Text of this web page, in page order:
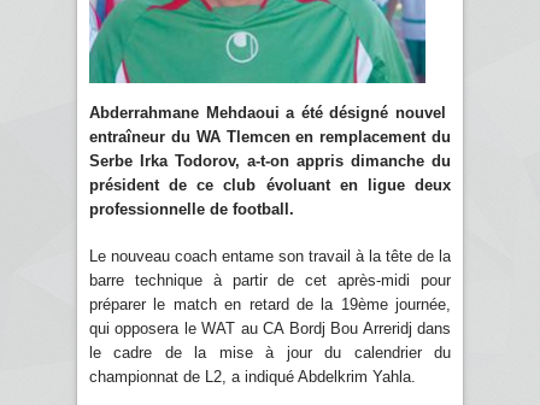
Abderrahmane Mehdaoui a été désigné nouvel
entraîneur du WA Tlemcen en remplacement du
Serbe Irka Todorov, a-t-on appris dimanche du
président de ce club évoluant en ligue deux
professionnelle de football.
Le nouveau coach entame son travail à la tête de la
barre technique à partir de cet après-midi pour
préparer le match en retard de la 19ème journée,
qui opposera le WAT au CA Bordj Bou Arreridj dans
le cadre de la mise à jour du calendrier du
championnat de L2, a indiqué Abdelkrim Yahla.